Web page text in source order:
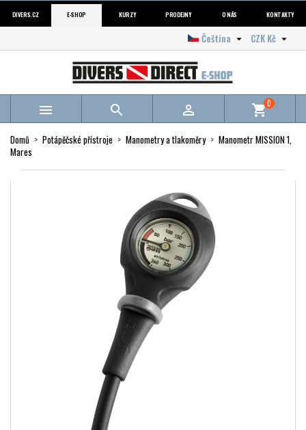
DIVERS.CZ E-SHOP KURZY PRODEJNY O NÁS KONTAKTY
CZK Kč 
Čeština 
   shopping_cart0
Domů Potápěčské přístroje Manometry a tlakoměry
Manometr MISSION 1,
Mares